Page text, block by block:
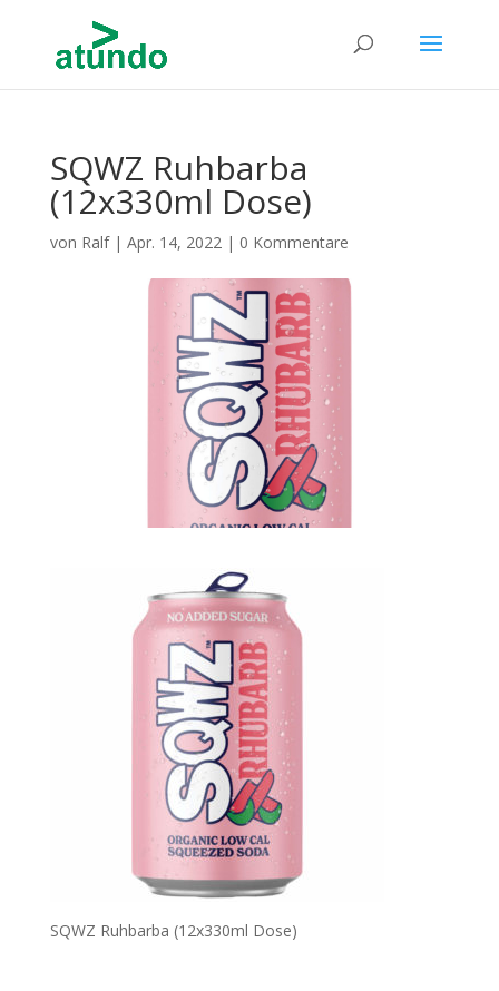
SQWZ Ruhbarba
(12x330ml Dose)
von Ralf| Apr. 14, 2022| 0 Kommentare
SQWZ Ruhbarba (12x330ml Dose)